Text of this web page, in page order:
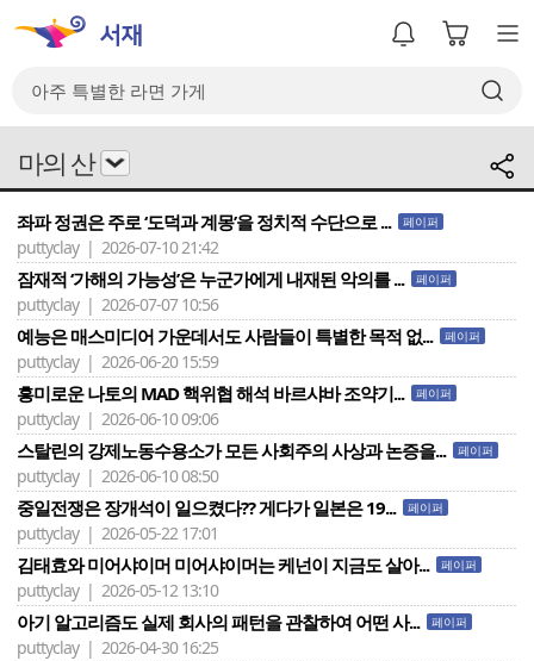
마의 산
좌파 정권은 주로 ‘도덕과 계몽’을 정치적 수단으로 ... 페이퍼
puttyclay | 2026-07-10 21:42
잠재적 ‘가해의 가능성’은 누군가에게 내재된 악의를 ... 페이퍼
puttyclay | 2026-07-07 10:56
예능은 매스미디어 가운데서도 사람들이 특별한 목적 없... 페이퍼
puttyclay | 2026-06-20 15:59
흥미로운 나토의 MAD 핵위협 해석 바르샤바 조약기... 페이퍼
puttyclay | 2026-06-10 09:06
스탈린의 강제노동수용소가 모든 사회주의 사상과 논증을... 페이퍼
puttyclay | 2026-06-10 08:50
중일전쟁은 장개석이 일으켰다?? 게다가 일본은 19... 페이퍼
puttyclay | 2026-05-22 17:01
김태효와 미어샤이머 미어샤이머는 케넌이 지금도 살아... 페이퍼
puttyclay | 2026-05-12 13:10
아기 알고리즘도 실제 회사의 패턴을 관찰하여 어떤 사... 페이퍼
puttyclay | 2026-04-30 16:25